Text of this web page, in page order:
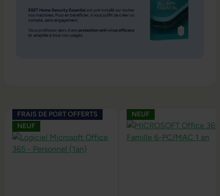
Ignorer la galerie de produits
FRAIS DE PORT OFFERTS
NEUF
NEUF